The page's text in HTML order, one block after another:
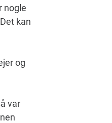
nogle
kan
og
var